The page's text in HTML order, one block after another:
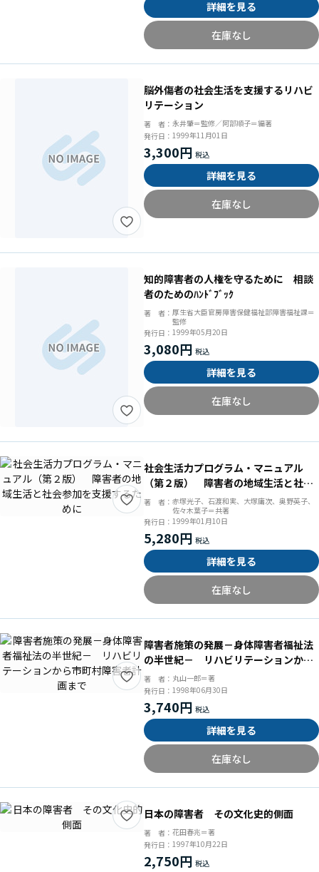
詳細を見る
在庫なし
脳外傷者の社会生活を支援するリハビ
リテーション
著 者： 永井肇＝監修／阿部順子＝編著
発行日： 1999年11月01日
3,300円
詳細を見る
在庫なし
知的障害者の人権を守るために 相談
者のためのﾊﾝﾄﾞﾌﾞｯｸ
著 者： 厚生省大臣官房障害保健福祉部障害福祉課＝
監修
発行日： 1999年05月20日
3,080円
詳細を見る
在庫なし
社会生活力プログラム・マニュアル
（第２版） 障害者の地域生活と社会
参加を支援するために
著 者： 赤塚光子、石渡和実、大塚庸次、奥野英子、
佐々木葉子＝共著
発行日： 1999年01月10日
5,280円
詳細を見る
在庫なし
障害者施策の発展－身体障害者福祉法
の半世紀－ リハビリテーションから
市町村障害者計画まで
著 者： 丸山一郎＝著
発行日： 1998年06月30日
3,740円
詳細を見る
在庫なし
日本の障害者 その文化史的側面
著 者： 花田春兆＝著
発行日： 1997年10月22日
2,750円